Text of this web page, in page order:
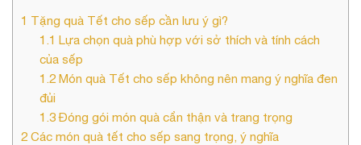
1 Tặng quà Tết cho sếp cần lưu ý gì?
1.1 Lựa chọn quà phù hợp với sở thích và tính cách
của sếp
1.2Món quà Tết cho sếp không nên mang ý nghĩa đen
đủi
1.3Đóng gói món quà cẩn thận và trang trọng
2 Các món quà tết cho sếp sang trọng, ý nghĩa